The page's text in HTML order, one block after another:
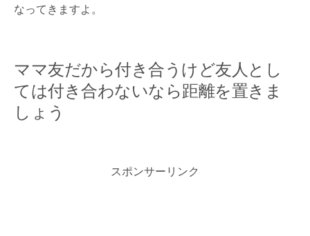
なってきますよ。
ママ友だから付き合うけど友人とし
ては付き合わないなら距離を置きま
しょう
スポンサーリンク